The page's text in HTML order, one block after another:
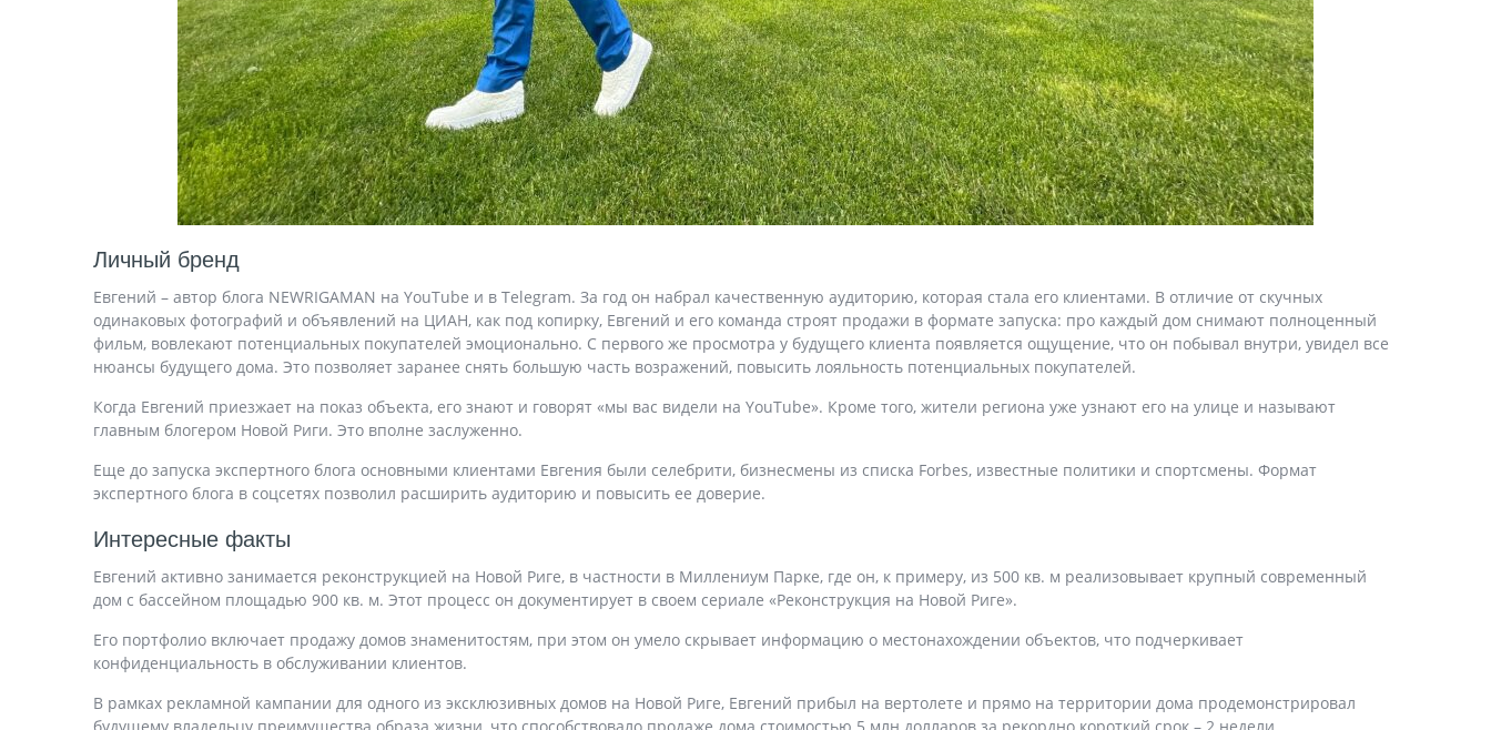
Личный бренд
Евгений – автор блога NEWRIGAMAN на YouTube и в Telegram. За год он набрал качественную аудиторию, которая стала его клиентами. В отличие от скучных
одинаковых фотографий и объявлений на ЦИАН, как под копирку, Евгений и его команда строят продажи в формате запуска: про каждый дом снимают полноценный
фильм, вовлекают потенциальных покупателей эмоционально. С первого же просмотра у будущего клиента появляется ощущение, что он побывал внутри, увидел все
нюансы будущего дома. Это позволяет заранее снять большую часть возражений, повысить лояльность потенциальных покупателей.
Когда Евгений приезжает на показ объекта, его знают и говорят «мы вас видели на YouTube». Кроме того, жители региона уже узнают его на улице и называют
главным блогером Новой Риги. Это вполне заслуженно.
Еще до запуска экспертного блога основными клиентами Евгения были селебрити, бизнесмены из списка Forbes, известные политики и спортсмены. Формат
экспертного блога в соцсетях позволил расширить аудиторию и повысить ее доверие.
Интересные факты
Евгений активно занимается реконструкцией на Новой Риге, в частности в Миллениум Парке, где он, к примеру, из 500 кв. м реализовывает крупный современный
дом с бассейном площадью 900 кв. м. Этот процесс он документирует в своем сериале «Реконструкция на Новой Риге».
Его портфолио включает продажу домов знаменитостям, при этом он умело скрывает информацию о местонахождении объектов, что подчеркивает
конфиденциальность в обслуживании клиентов.
В рамках рекламной кампании для одного из эксклюзивных домов на Новой Риге, Евгений прибыл на вертолете и прямо на территории дома продемонстрировал